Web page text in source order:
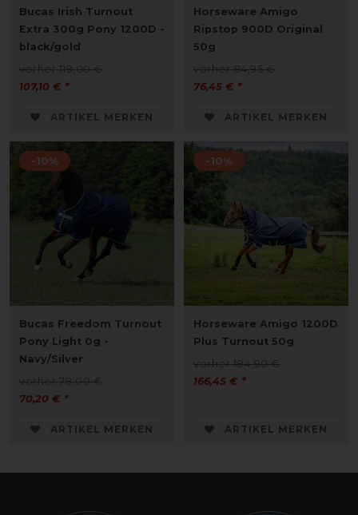
Bucas Irish Turnout
Extra 300g Pony 1200D -
black/gold
vorher 119,00 €
107,10 € *
ARTIKEL MERKEN
Horseware Amigo
Ripstop 900D Original
50g
vorher 84,95 €
76,45 € *
ARTIKEL MERKEN
-10%
Bucas Freedom Turnout
Pony Light 0g -
Navy/Silver
vorher 78,00 €
70,20 € *
ARTIKEL MERKEN
-10%
Horseware Amigo 1200D
Plus Turnout 50g
vorher 184,90 €
166,45 € *
ARTIKEL MERKEN